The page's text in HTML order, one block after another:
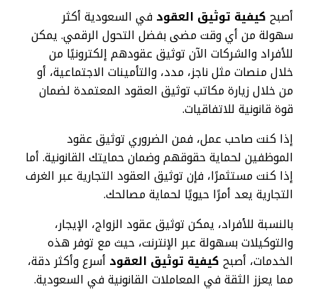
أصبحكيفية توثيق العقودفي السعودية أكثر
سهولة من أي وقت مضى بفضل التحول الرقمي. يمكن
للأفراد والشركات الآن توثيق عقودهم إلكترونيًا من
خلال منصات مثل ناجز، مدد، والتأمينات الاجتماعية، أو
من خلال زيارة مكاتب توثيق العقود المعتمدة لضمان
قوة قانونية للاتفاقيات.
إذا كنت صاحب عمل، فمن الضروري توثيق عقود
الموظفين لحماية حقوقهم وضمان حمايتك القانونية. أما
إذا كنت مستثمرًا، فإن توثيق العقود التجارية عبر الغرف
التجارية يعد أمرًا حيويًا لحماية مصالحك.
بالنسبة للأفراد، يمكن توثيق عقود الزواج، الإيجار،
والتوكيلات بسهولة عبر الإنترنت، حيث مع توفر هذه
الخدمات، أصبحكيفية توثيق العقودأسرع وأكثر دقة،
مما يعزز الثقة في المعاملات القانونية في السعودية.